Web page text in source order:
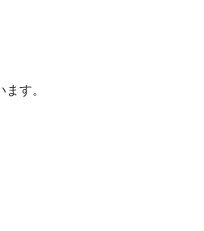
す。